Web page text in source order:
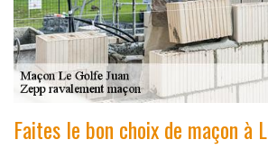
Faites le bon choix de maçon à